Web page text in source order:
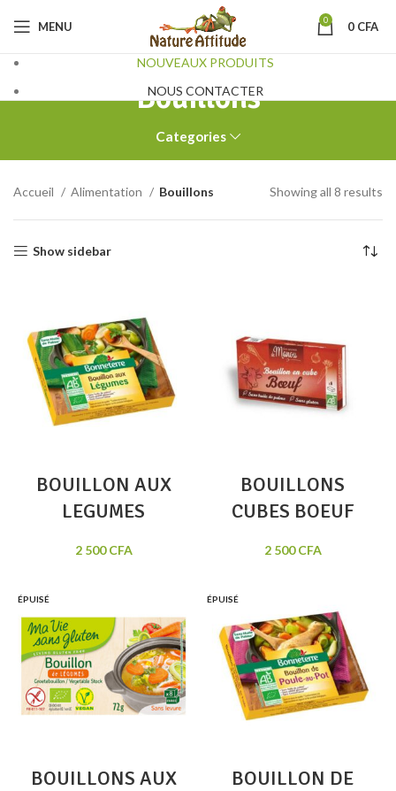
MENU 0 0 CFA
NOUVEAUX PRODUITS
NOUS CONTACTER
Bouillons
Categories
Accueil Alimentation Bouillons Showing all 8 results
Show sidebar
BOUILLON AUX
LEGUMES
2 500CFA
BOUILLONS
CUBES BOEUF
2 500CFA
ÉPUISÉ
BOUILLONS AUX
ÉPUISÉ
BOUILLON DE